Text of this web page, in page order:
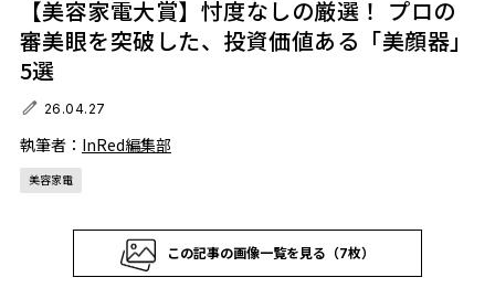
【美容家電大賞】忖度なしの厳選！ プロの
審美眼を突破した、投資価値ある「美顔器」
5選
26.04.27
執筆者： InRed編集部
美容家電
この記事の画像一覧を見る（7枚）